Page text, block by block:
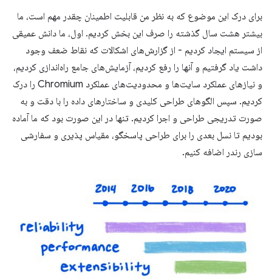
برای درک این موضوع که به نظر من قابلیت اطمینان چقدر مهم است، ما
بیشتر هشت سال گذشته را صرف این بخش کردیم. اول، ما دانش عمیقی
از سیستم ایجاد کردیم - از گزارش‌های اشکالات که نقاط ضعف وجود
داشت یاد گرفتیم و آنها را رفع کردیم، آزمایش‌های جامع راه‌اندازی کردیم،
و نیازهای عملکرد سایت‌ها و محدودیت‌های عملکرد Chromium را درک
کردیم. سپس الگوهای طراحی کلیدی و ساختارهای داده را با دقت و به
صورت تدریجی طراحی و اجرا کردیم. تنها در این صورت بود که ما آماده
بودیم تا نسل بعدی را برای طراحی پاسخگو، مقیاس پذیری و سفارشی
سازی رندر اضافه کنیم.